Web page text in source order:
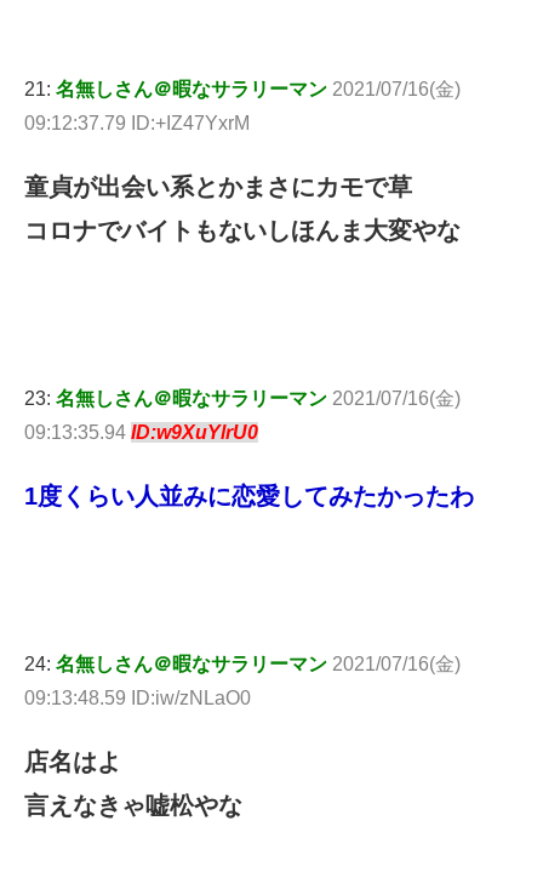
21: 名無しさん＠暇なサラリーマン 2021/07/16(金)
09:12:37.79 ID:+IZ47YxrM
童貞が出会い系とかまさにカモで草
コロナでバイトもないしほんま大変やな
23: 名無しさん＠暇なサラリーマン 2021/07/16(金)
09:13:35.94 ID:w9XuYlrU0
1度くらい人並みに恋愛してみたかったわ
24: 名無しさん＠暇なサラリーマン 2021/07/16(金)
09:13:48.59 ID:iw/zNLaO0
店名はよ
言えなきゃ嘘松やな